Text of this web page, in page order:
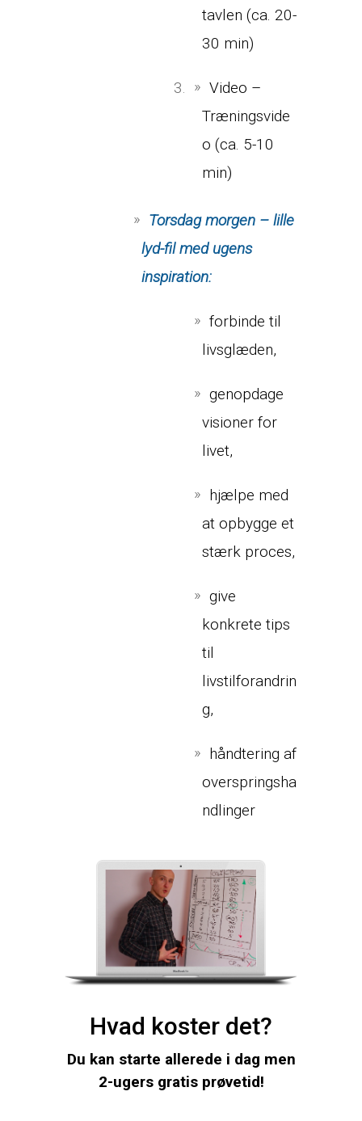
tavlen (ca. 20-
30 min)
Video –
Træningsvide
o (ca. 5-10
min)
Torsdag morgen – lille
lyd-fil med ugens
inspiration:
forbinde til
livsglæden,
genopdage
visioner for
livet,
hjælpe med
at opbygge et
stærk proces,
give
konkrete tips
til
livstilforandrin
g,
håndtering af
overspringsha
ndlinger
Hvad koster det?
Du kan starte allerede i dag men
2-ugers gratis prøvetid!